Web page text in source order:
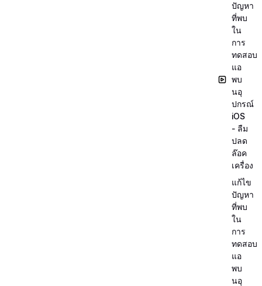
ปัญหา
ที่พบ
ใน
การ
ทดสอบ
แอ
พบ
นอุ
ปกรณ์
iOS
- ลืม
ปลด
ล๊อค
เครื่อง
แก้ไข
ปัญหา
ที่พบ
ใน
การ
ทดสอบ
แอ
พบ
นอุ